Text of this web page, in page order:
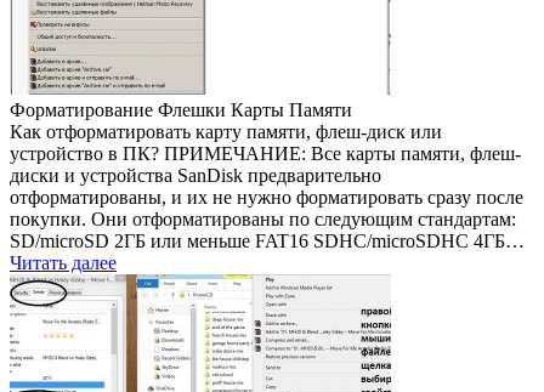
Форматирование Флешки Карты Памяти
Как отформатировать карту памяти, флеш-диск или
устройство в ПК? ПРИМЕЧАНИЕ: Все карты памяти, флеш-
диски и устройства SanDisk предварительно
отформатированы, и их не нужно форматировать сразу после
покупки. Они отформатированы по следующим стандартам:
SD/microSD 2ГБ или меньше FAT16 SDHC/microSDHC 4ГБ…
Читать далее